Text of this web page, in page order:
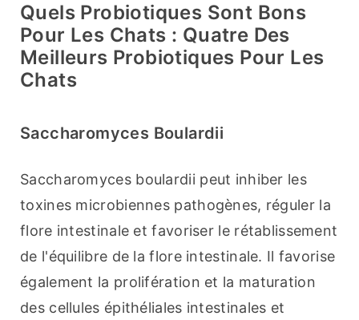
Quels Probiotiques Sont Bons
Pour Les Chats : Quatre Des
Meilleurs Probiotiques Pour Les
Chats
Saccharomyces Boulardii
Saccharomyces boulardii peut inhiber les
toxines microbiennes pathogènes, réguler la
flore intestinale et favoriser le rétablissement
de l'équilibre de la flore intestinale. Il favorise
également la prolifération et la maturation
des cellules épithéliales intestinales et